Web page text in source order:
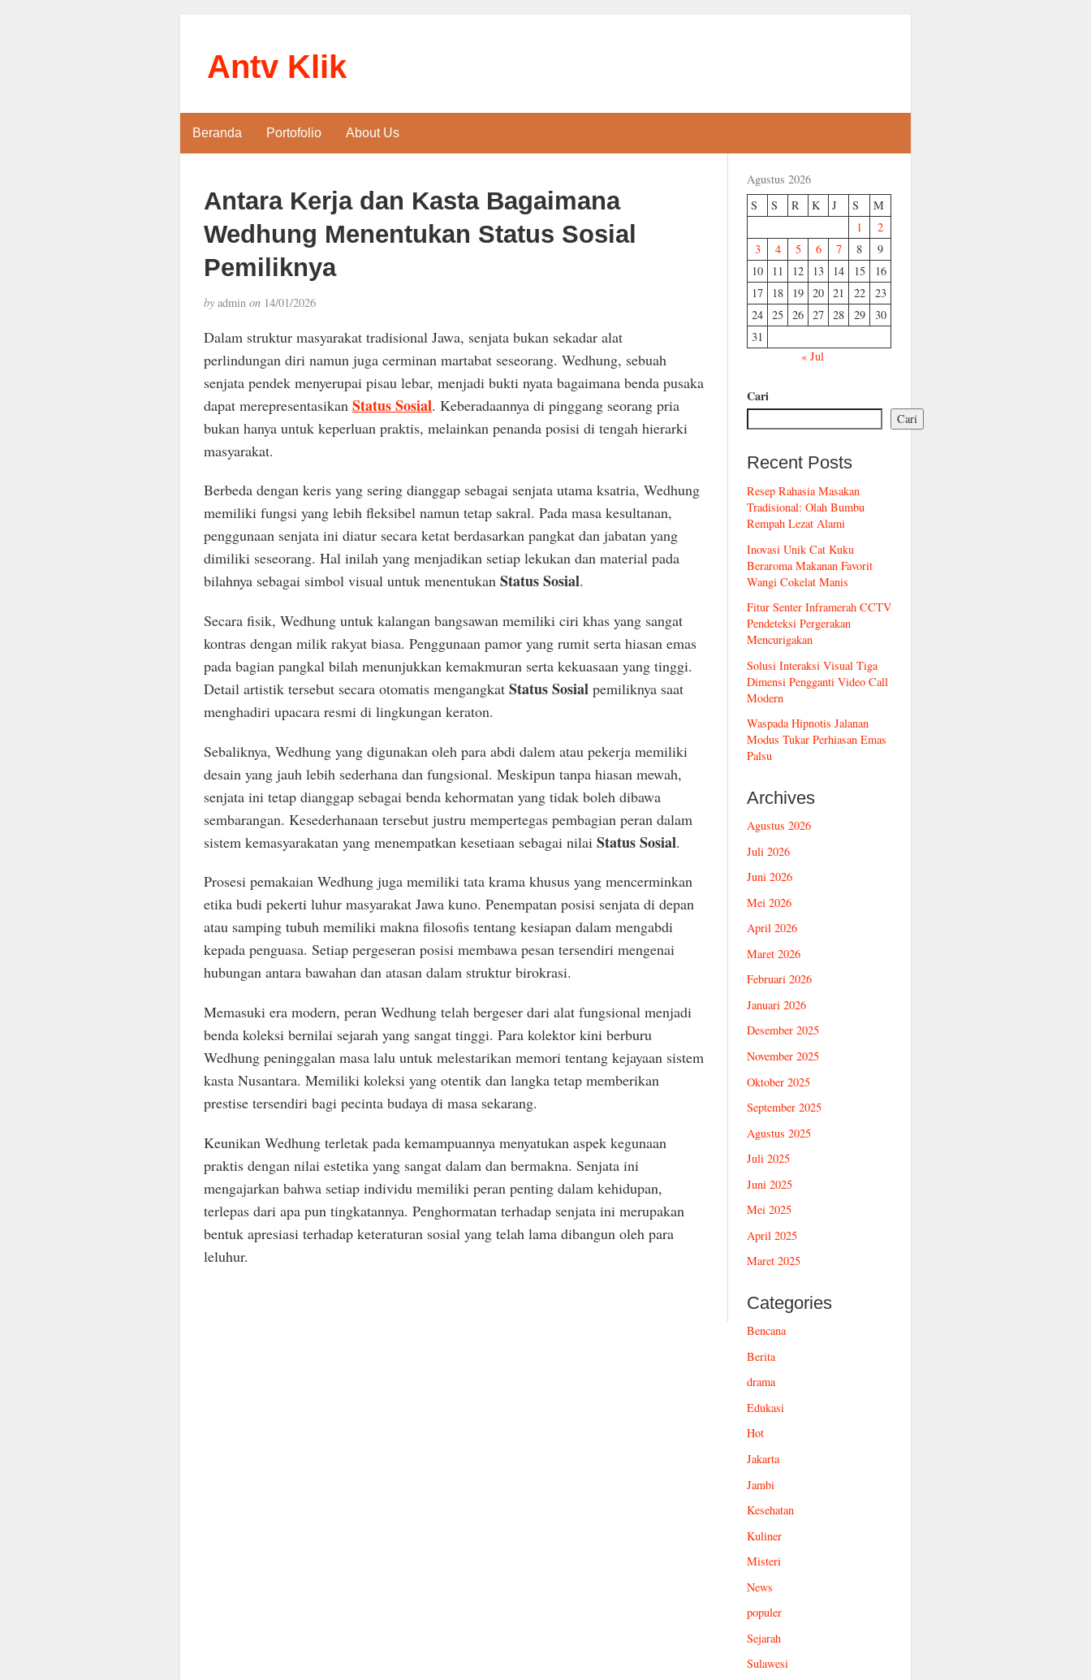
Antv Klik
Beranda Portofolio About Us
Antara Kerja dan Kasta Bagaimana
Wedhung Menentukan Status Sosial
Pemiliknya
byadmin on14/01/2026
Dalam struktur masyarakat tradisional Jawa, senjata bukan sekadar alat
perlindungan diri namun juga cerminan martabat seseorang. Wedhung, sebuah
senjata pendek menyerupai pisau lebar, menjadi bukti nyata bagaimana benda pusaka
dapat merepresentasikan Status Sosial. Keberadaannya di pinggang seorang pria
bukan hanya untuk keperluan praktis, melainkan penanda posisi di tengah hierarki
masyarakat.
Berbeda dengan keris yang sering dianggap sebagai senjata utama ksatria, Wedhung
memiliki fungsi yang lebih fleksibel namun tetap sakral. Pada masa kesultanan,
penggunaan senjata ini diatur secara ketat berdasarkan pangkat dan jabatan yang
dimiliki seseorang. Hal inilah yang menjadikan setiap lekukan dan material pada
bilahnya sebagai simbol visual untuk menentukan Status Sosial.
Secara fisik, Wedhung untuk kalangan bangsawan memiliki ciri khas yang sangat
kontras dengan milik rakyat biasa. Penggunaan pamor yang rumit serta hiasan emas
pada bagian pangkal bilah menunjukkan kemakmuran serta kekuasaan yang tinggi.
Detail artistik tersebut secara otomatis mengangkat Status Sosialpemiliknya saat
menghadiri upacara resmi di lingkungan keraton.
Sebaliknya, Wedhung yang digunakan oleh para abdi dalem atau pekerja memiliki
desain yang jauh lebih sederhana dan fungsional. Meskipun tanpa hiasan mewah,
senjata ini tetap dianggap sebagai benda kehormatan yang tidak boleh dibawa
sembarangan. Kesederhanaan tersebut justru mempertegas pembagian peran dalam
sistem kemasyarakatan yang menempatkan kesetiaan sebagai nilai Status Sosial.
Prosesi pemakaian Wedhung juga memiliki tata krama khusus yang mencerminkan
etika budi pekerti luhur masyarakat Jawa kuno. Penempatan posisi senjata di depan
atau samping tubuh memiliki makna filosofis tentang kesiapan dalam mengabdi
kepada penguasa. Setiap pergeseran posisi membawa pesan tersendiri mengenai
hubungan antara bawahan dan atasan dalam struktur birokrasi.
Memasuki era modern, peran Wedhung telah bergeser dari alat fungsional menjadi
benda koleksi bernilai sejarah yang sangat tinggi. Para kolektor kini berburu
Wedhung peninggalan masa lalu untuk melestarikan memori tentang kejayaan sistem
kasta Nusantara. Memiliki koleksi yang otentik dan langka tetap memberikan
prestise tersendiri bagi pecinta budaya di masa sekarang.
Keunikan Wedhung terletak pada kemampuannya menyatukan aspek kegunaan
praktis dengan nilai estetika yang sangat dalam dan bermakna. Senjata ini
mengajarkan bahwa setiap individu memiliki peran penting dalam kehidupan,
terlepas dari apa pun tingkatannya. Penghormatan terhadap senjata ini merupakan
bentuk apresiasi terhadap keteraturan sosial yang telah lama dibangun oleh para
leluhur.
Agustus 2026
S
S R K J S
M
1
2
3
4 5 6 7 8
9
10
11 12 13 14 15
16
17
18 19 20 21 22
23
24 25 26 27 28 29
30
31
« Jul
Cari
Cari
Recent Posts
Resep Rahasia Masakan
Tradisional: Olah Bumbu
Rempah Lezat Alami
Inovasi Unik Cat Kuku
Beraroma Makanan Favorit
Wangi Cokelat Manis
Fitur Senter Inframerah CCTV
Pendeteksi Pergerakan
Mencurigakan
Solusi Interaksi Visual Tiga
Dimensi Pengganti Video Call
Modern
Waspada Hipnotis Jalanan
Modus Tukar Perhiasan Emas
Palsu
Archives
Agustus 2026
Juli 2026
Juni 2026
Mei 2026
April 2026
Maret 2026
Februari 2026
Januari 2026
Desember 2025
November 2025
Oktober 2025
September 2025
Agustus 2025
Juli 2025
Juni 2025
Mei 2025
April 2025
Maret 2025
Categories
Bencana
Berita
drama
Edukasi
Hot
Jakarta
Jambi
Kesehatan
Kuliner
Misteri
News
populer
Sejarah
Sulawesi